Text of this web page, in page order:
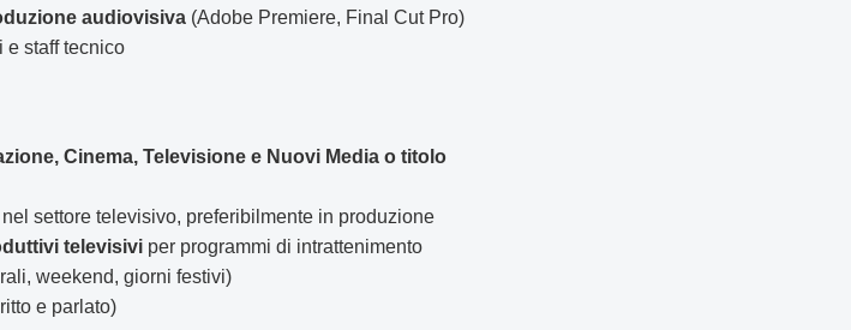
audiovisiva (Adobe Premiere, Final Cut Pro)
e staff tecnico
Cinema, Televisione e Nuovi Media o titolo
nel settore televisivo, preferibilmente in produzione
televisivi per programmi di intrattenimento
weekend, giorni festivi)
e parlato)